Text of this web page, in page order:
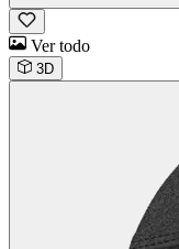
Ver todo
3D